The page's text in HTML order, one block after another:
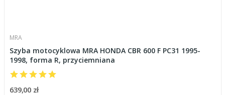
MRA
Szyba motocyklowa MRA HONDA CBR 600 F PC31 1995-
1998, forma R, przyciemniana
639,00 zł